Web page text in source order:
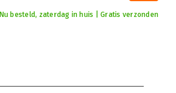
Nu besteld, zaterdag in huis | Gratis verzonden